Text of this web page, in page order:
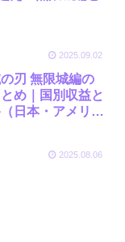
2025.09.02
の刃 無限城編の
め｜国別収益と
日本・アメリ
2025.08.06